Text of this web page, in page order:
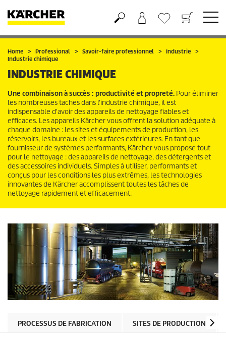
Panier
Mes Favoris
Home Professional Savoir-faire professionnel
Industrie
Industrie chimique
INDUSTRIE CHIMIQUE
Une combinaison à succès : productivité et propreté. Pour éliminer
les nombreuses taches dans l'industrie chimique, il est
indispensable d'avoir des appareils de nettoyage fiables et
efficaces. Les appareils Kärcher vous offrent la solution adéquate à
chaque domaine : les sites et équipements de production, les
réservoirs, les bureaux et les surfaces extérieures. En tant que
fournisseur de systèmes performants, Kärcher vous propose tout
pour le nettoyage : des appareils de nettoyage, des détergents et
des accessoires individuels. Simples à utiliser, performants et
conçus pour les conditions les plus extrêmes, les technologies
innovantes de Kärcher accomplissent toutes les tâches de
nettoyage rapidement et efficacement.
PROCESSUS DE FABRICATION SITES DE PRODUCTION